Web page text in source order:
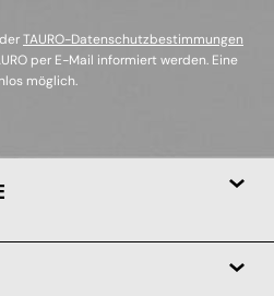
TAURO-Datenschutzbestimmungen
per E-Mail informiert werden. Eine
möglich.